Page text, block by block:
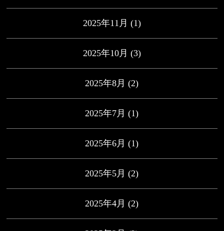
2025年11月 (1)
2025年10月 (3)
2025年8月 (2)
2025年7月 (1)
2025年6月 (1)
2025年5月 (2)
2025年4月 (2)